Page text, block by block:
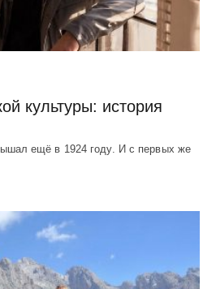
культуры: история
ещё в 1924 году. И с первых же